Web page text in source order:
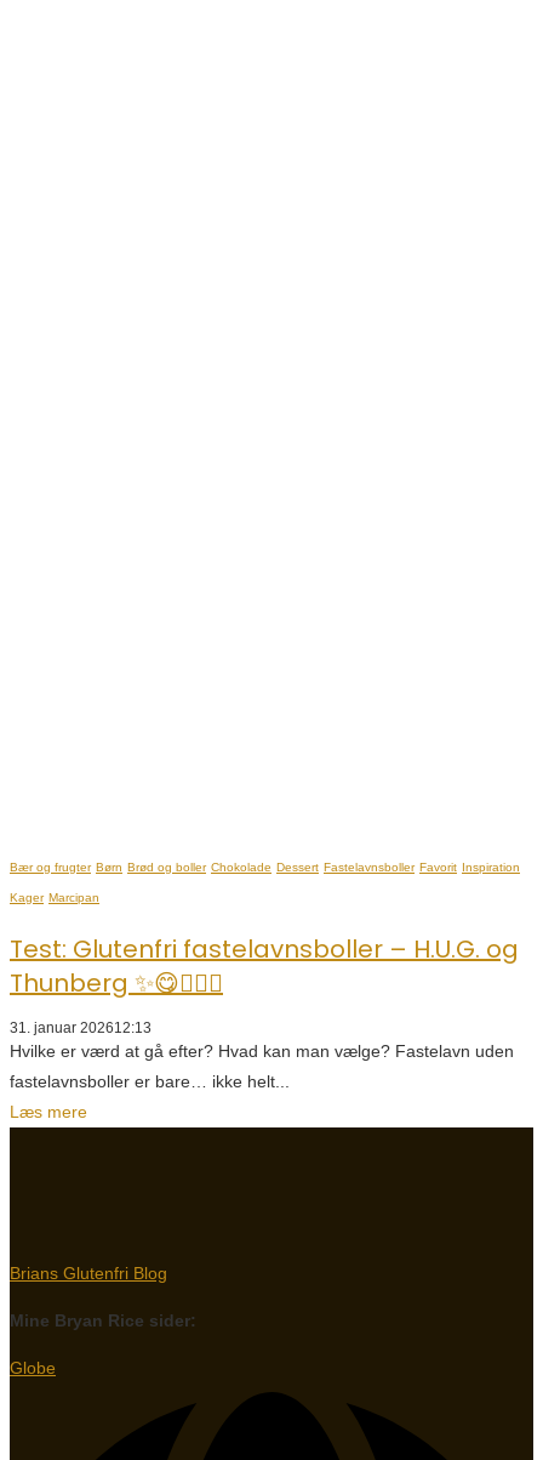
Bær og frugter Børn Brød og boller Chokolade Dessert Fastelavnsboller Favorit Inspiration
Kager Marcipan
Test: Glutenfri fastelavnsboller – H.U.G. og
Thunberg ✨😋👌🏼🥯
31. januar 202612:13
Hvilke er værd at gå efter? Hvad kan man vælge? Fastelavn uden
fastelavnsboller er bare… ikke helt...
Læs mere
Brians Glutenfri Blog
Mine Bryan Rice sider:
Globe